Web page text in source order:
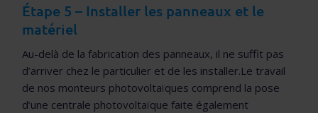
Étape 5 – Installer les panneaux et le
matériel
Au-delà de la fabrication des panneaux, il ne suffit pas
d’arriver chez le particulier et de les installer.Le travail
de nos monteurs photovoltaïques comprend la pose
d’une centrale photovoltaïque faite également